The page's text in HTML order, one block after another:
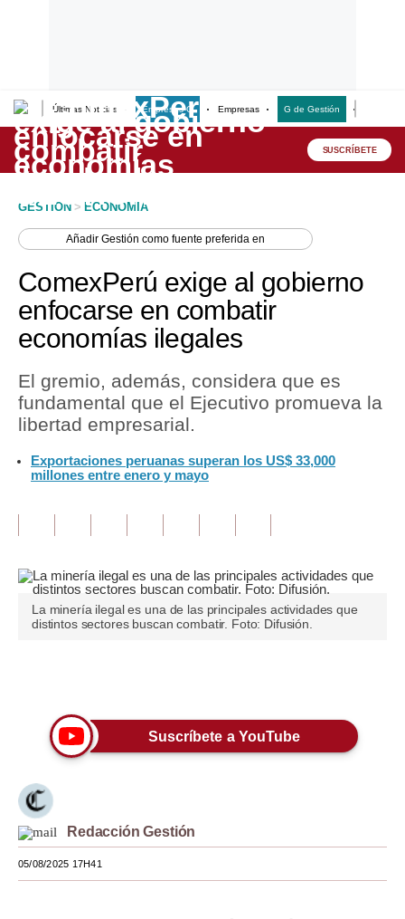
Últimas Noticias Empresas G Empresas G de Gestión
Lo último
Peru Quiosco
Economía
Mercados
Política
Finanzas Personales
Inmobiliarias
Opinión
Editorial
Tendencias
Moda
SUSCRÍBETE
GESTION > ECONOMIA
AñadirGestión como fuente preferida en
ComexPerú exige al gobierno
enfocarse en combatir
economías ilegales
El gremio, además, considera que es
fundamental que el Ejecutivo promueva la
libertad empresarial.
Exportaciones peruanas superan los US$ 33,000
millones entre enero y mayo
La minería ilegal es una de las principales actividades que
distintos sectores buscan combatir. Foto: Difusión.
Suscríbete a YouTube
Redacción Gestión
05/08/2025 17H41